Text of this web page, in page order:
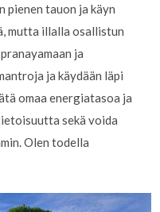
pienen tauon ja käyn
mutta illalla osallistun
ja
ja käydään läpi
omaa energiatasoa ja
sekä voida
Olen todella